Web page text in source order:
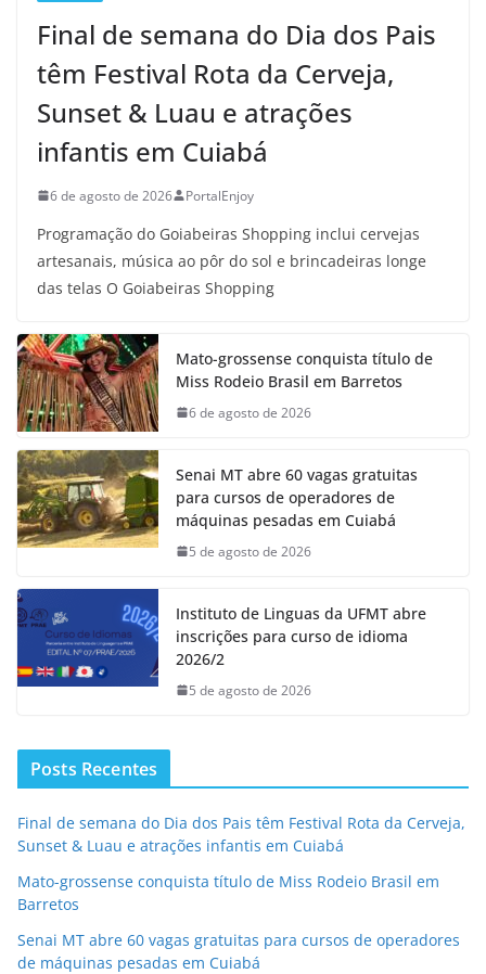
Final de semana do Dia dos Pais
têm Festival Rota da Cerveja,
Sunset & Luau e atrações
infantis em Cuiabá
6 de agosto de 2026 PortalEnjoy
Programação do Goiabeiras Shopping inclui cervejas
artesanais, música ao pôr do sol e brincadeiras longe
das telas O Goiabeiras Shopping
Mato-grossense conquista título de
Miss Rodeio Brasil em Barretos
6 de agosto de 2026
Senai MT abre 60 vagas gratuitas
para cursos de operadores de
máquinas pesadas em Cuiabá
5 de agosto de 2026
Instituto de Linguas da UFMT abre
inscrições para curso de idioma
2026/2
5 de agosto de 2026
Posts Recentes
Final de semana do Dia dos Pais têm Festival Rota da Cerveja,
Sunset & Luau e atrações infantis em Cuiabá
Mato-grossense conquista título de Miss Rodeio Brasil em
Barretos
Senai MT abre 60 vagas gratuitas para cursos de operadores
de máquinas pesadas em Cuiabá